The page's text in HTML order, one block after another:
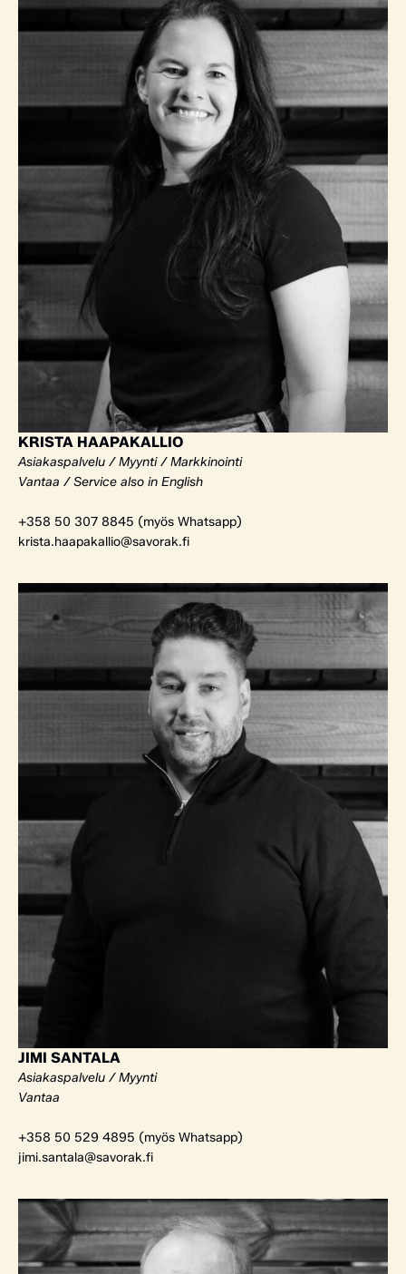
KRISTA HAAPAKALLIO
Asiakaspalvelu / Myynti / Markkinointi
Vantaa / Service also in English
+358 50 307 8845 (myös Whatsapp)
krista.haapakallio@savorak.fi
JIMI SANTALA
Asiakaspalvelu / Myynti
Vantaa
+358 50 529 4895 (myös Whatsapp)
jimi.santala@savorak.fi